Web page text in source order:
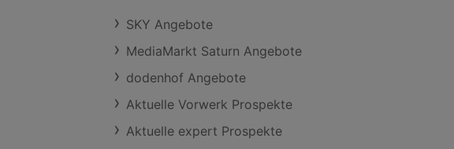
SKY Angebote
MediaMarkt Saturn Angebote
dodenhof Angebote
Aktuelle Vorwerk Prospekte
Aktuelle expert Prospekte